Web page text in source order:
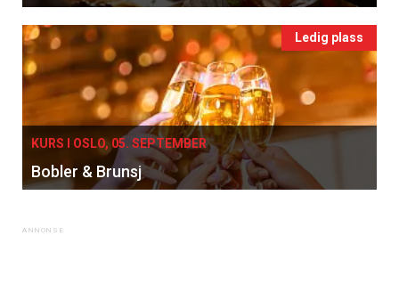
Ledig plass
KURS I OSLO, 05. SEPTEMBER
Bobler & Brunsj